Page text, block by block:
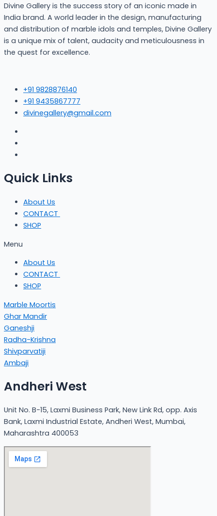
Divine Gallery is the success story of an iconic made in
India brand. A world leader in the design, manufacturing
and distribution of marble idols and temples, Divine Gallery
is a unique mix of talent, audacity and meticulousness in
the quest for excellence.
+91 9828876140
+91 9435867777
divinegallery@gmail.com
Quick Links
About Us
CONTACT
SHOP
Menu
About Us
CONTACT
SHOP
Marble Moortis
Ghar Mandir
Ganeshji
Radha-Krishna
Shivparvatiji
Ambaji
Andheri West
Unit No. B-15, Laxmi Business Park, New Link Rd, opp. Axis
Bank, Laxmi Industrial Estate, Andheri West, Mumbai,
Maharashtra 400053